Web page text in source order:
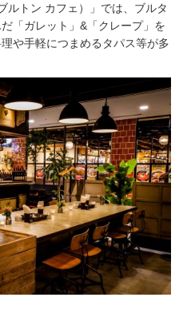
ルトン カフェ）」では、ブルタ
「ガレット」&「クレープ」を
や手軽につまめるタパス等が多